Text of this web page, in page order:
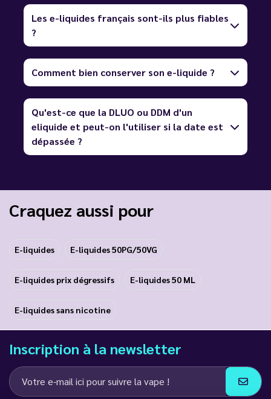
Les e-liquides français sont-ils plus fiables
?
Comment bien conserver son e-liquide ?
Qu'est-ce que la DLUO ou DDM d'un
eliquide et peut-on l'utiliser si la date est
dépassée ?
Craquez aussi pour
E-liquides E-liquides 50PG/50VG
E-liquides prix dégressifs E-liquides 50 ML
E-liquides sans nicotine
Inscription à la newsletter